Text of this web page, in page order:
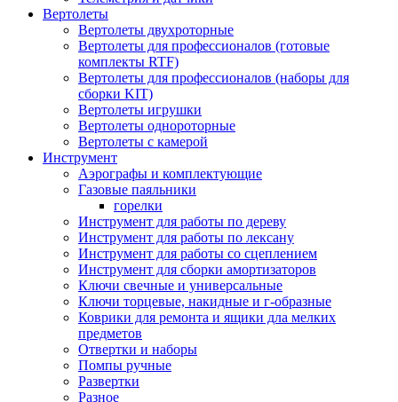
Вертолеты
Вертолеты двухроторные
Вертолеты для профессионалов (готовые
комплекты RTF)
Вертолеты для профессионалов (наборы для
сборки KIT)
Вертолеты игрушки
Вертолеты однороторные
Вертолеты с камерой
Инструмент
Аэрографы и комплектующие
Газовые паяльники
горелки
Инструмент для работы по дереву
Инструмент для работы по лексану
Инструмент для работы со сцеплением
Инструмент для сборки амортизаторов
Ключи свечные и универсальные
Ключи торцевые, накидные и г-образные
Коврики для ремонта и ящики дла мелких
предметов
Отвертки и наборы
Помпы ручные
Развертки
Разное